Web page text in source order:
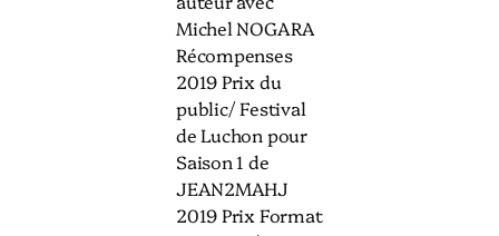
Michel NOGARA
Récompenses
2019 Prix du
public/ Festival
de Luchon pour
Saison 1 de
JEAN2MAHJ
2019 Prix Format